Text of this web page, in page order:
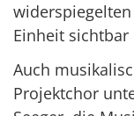
Einheit sichtbar
Auch
Projektchor